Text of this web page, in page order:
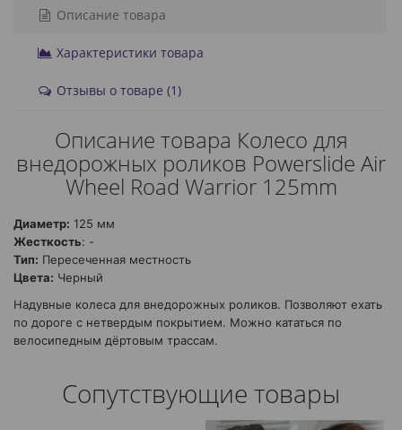
Описание товара
Характеристики товара
Отзывы о товаре (1)
Описание товара Колесо для
внедорожных роликов Powerslide Air
Wheel Road Warrior 125mm
Диаметр: 125 мм
Жесткость: -
Тип: Пересеченная местность
Цвета: Черный
Надувные колеса для внедорожных роликов. Позволяют ехать
по дороге с нетвердым покрытием. Можно кататься по
велосипедным дёртовым трассам.
Сопутствующие товары